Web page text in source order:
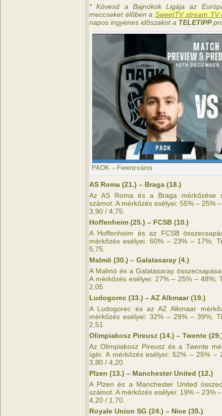
* Kövesd a Bajnokok Ligája az
meccseket élőben aSweetTV stream TV
napos ingyenes időszakot a TELETIPP
PAOK – Ferencváros
AS Roma (21.) – Braga (18.)
Az AS Roma és a Braga mérkőzése
számot. A mérkőzés esélyei: 55% – 25%
3,90 / 4,75.
Hoffenheim (25.) – FCSB (10.)
A Hoffenheim és az FCSB
mérkőzés esélyei: 60% – 23% – 17%;
5,75.
Malmö (30.) – Galatasaray (4.)
A Malmö és a Galatasaray
A mérkőzés esélyei: 27% – 25% – 48%;
2,05.
Ludogorec (33.) – AZ Alkmaar (19.)
A Ludogorec és az AZ Alkmaar
mérkőzés esélyei: 32% – 29% – 39%;
2,51.
Olimpiakosz Pireusz (14.) – Twente
Az Olimpiakosz Pireusz és a Twente
ígér. A mérkőzés esélyei: 52% – 25% –
3,80 / 4,20.
Plzen (13.) – Manchester United (12.)
A Plzen és a Manchester United
számot. A mérkőzés esélyei: 19% – 23%
4,20 / 1,70.
Royale Union SG (24.) – Nice (35.)